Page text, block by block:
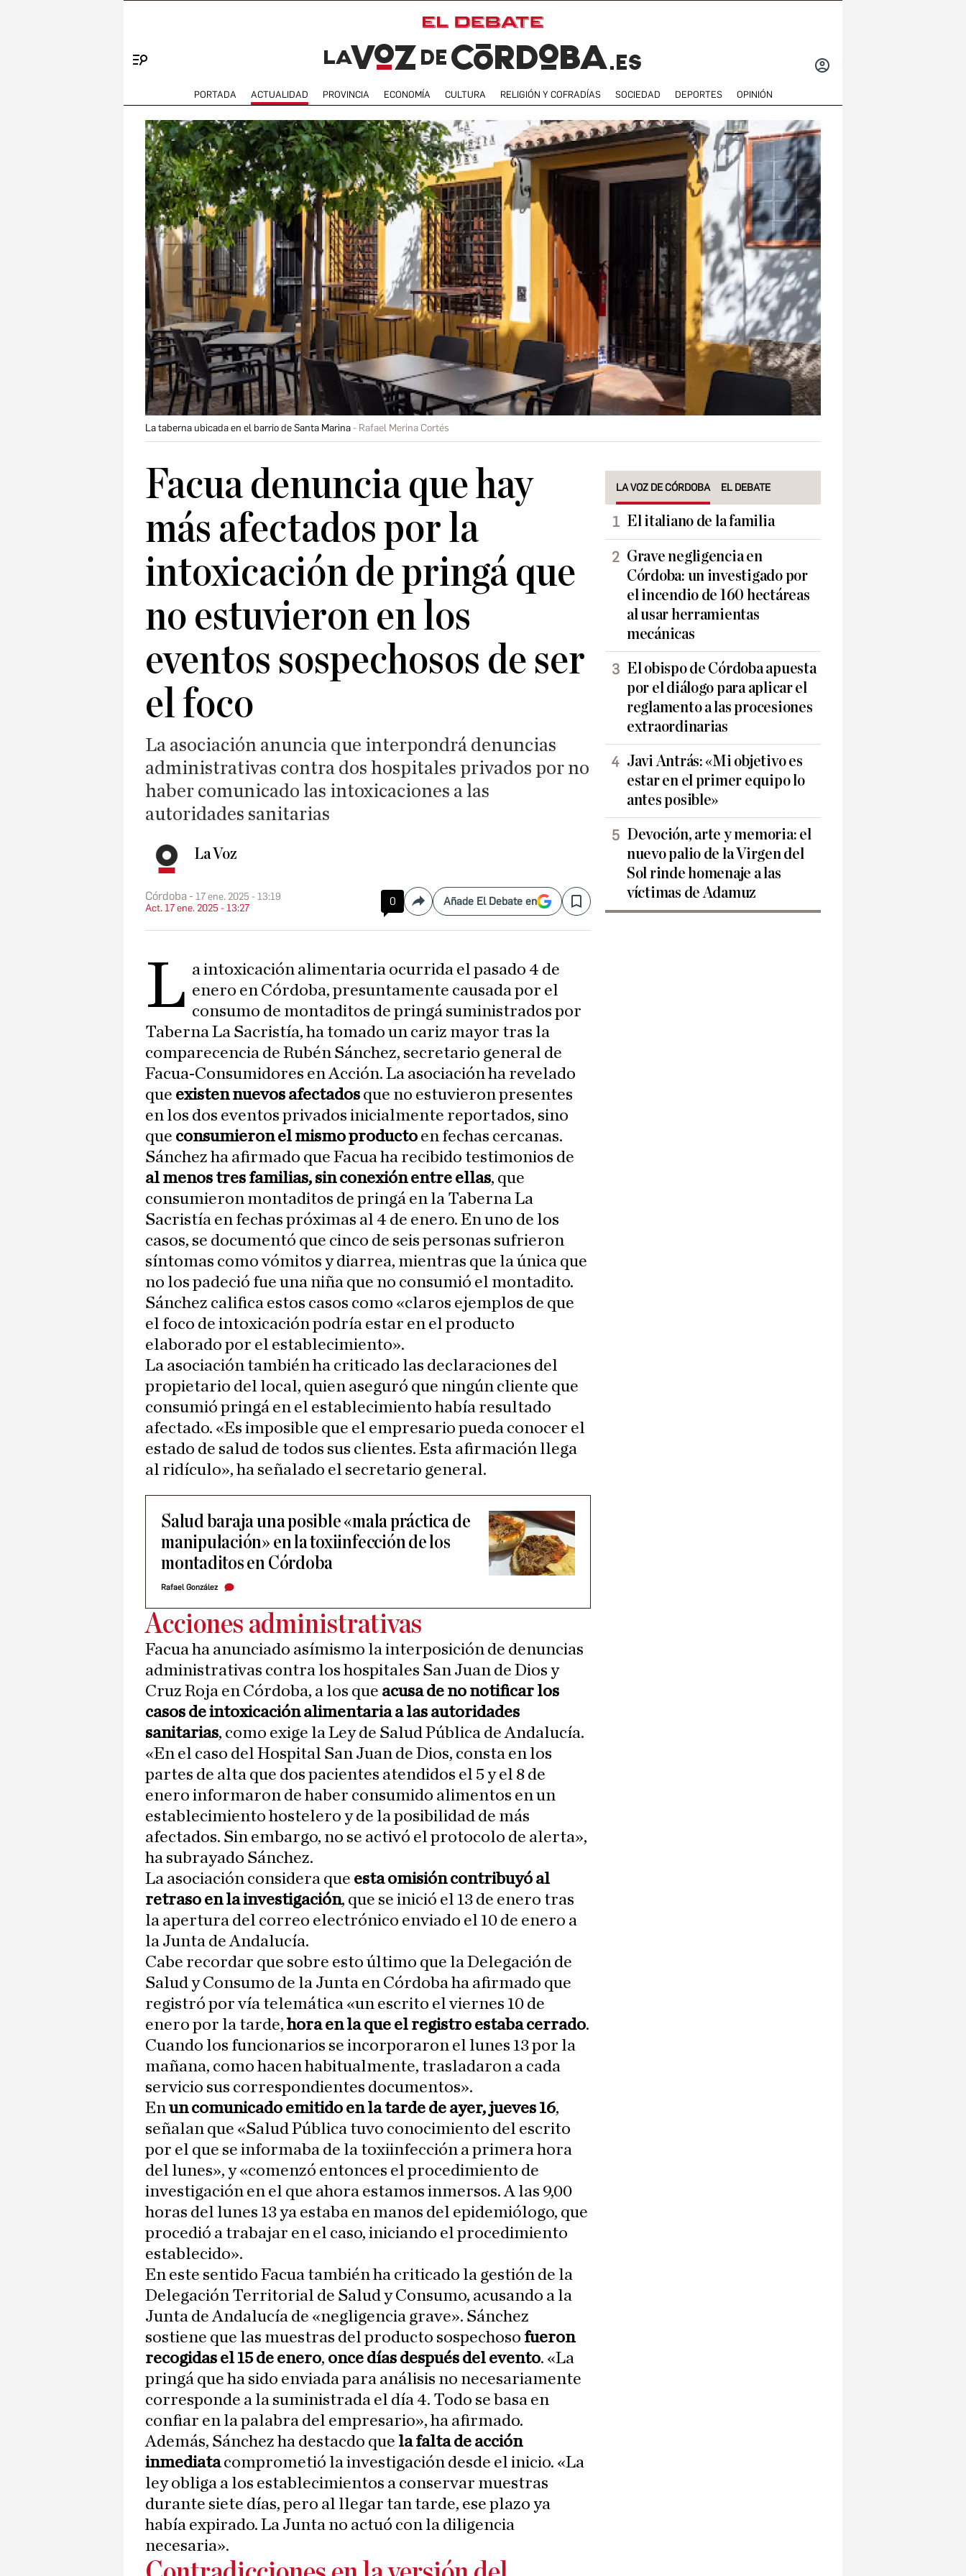
PORTADA ACTUALIDAD PROVINCIA ECONOMÍA CULTURA RELIGIÓN Y COFRADÍAS SOCIEDAD DEPORTES OPINIÓN
La taberna ubicada en el barrio de Santa Marina Rafael Merina Cortés
Facua denuncia que hay
más afectados por la
intoxicación de pringá que
no estuvieron en los
eventos sospechosos de ser
el foco
La asociación anuncia que interpondrá denuncias
administrativas contra dos hospitales privados por no
haber comunicado las intoxicaciones a las
autoridades sanitarias
La Voz
Córdoba
17 ene. 2025 - 13:19
Act. 17 ene. 2025 - 13:27
0 CompartirAñade El Debate en Save
L a intoxicación alimentaria ocurrida el pasado 4 de
enero en Córdoba, presuntamente causada por el
consumo de montaditos de pringá suministrados por
Taberna La Sacristía, ha tomado un cariz mayor tras la
comparecencia de Rubén Sánchez, secretario general de
Facua-Consumidores en Acción. La asociación ha revelado
que existen nuevos afectados que no estuvieron presentes
en los dos eventos privados inicialmente reportados, sino
que consumieron el mismo producto en fechas cercanas.
Sánchez ha afirmado que Facua ha recibido testimonios de
al menos tres familias, sin conexión entre ellas, que
consumieron montaditos de pringá en la Taberna La
Sacristía en fechas próximas al 4 de enero. En uno de los
casos, se documentó que cinco de seis personas sufrieron
síntomas como vómitos y diarrea, mientras que la única que
no los padeció fue una niña que no consumió el montadito.
Sánchez califica estos casos como «claros ejemplos de que
el foco de intoxicación podría estar en el producto
elaborado por el establecimiento».
La asociación también ha criticado las declaraciones del
propietario del local, quien aseguró que ningún cliente que
consumió pringá en el establecimiento había resultado
afectado. «Es imposible que el empresario pueda conocer el
estado de salud de todos sus clientes. Esta afirmación llega
al ridículo», ha señalado el secretario general.
Salud baraja una posible «mala práctica de
manipulación» en la toxiinfección de los
montaditos en Córdoba
Rafael González
Acciones administrativas
Facua ha anunciado asímismo la interposición de denuncias
administrativas contra los hospitales San Juan de Dios y
Cruz Roja en Córdoba, a los que acusa de no notificar los
casos de intoxicación alimentaria a las autoridades
sanitarias, como exige la Ley de Salud Pública de Andalucía.
«En el caso del Hospital San Juan de Dios, consta en los
partes de alta que dos pacientes atendidos el 5 y el 8 de
enero informaron de haber consumido alimentos en un
establecimiento hostelero y de la posibilidad de más
afectados. Sin embargo, no se activó el protocolo de alerta»,
ha subrayado Sánchez.
La asociación considera que esta omisión contribuyó al
retraso en la investigación, que se inició el 13 de enero tras
la apertura del correo electrónico enviado el 10 de enero a
la Junta de Andalucía.
Cabe recordar que sobre esto último que la Delegación de
Salud y Consumo de la Junta en Córdoba ha afirmado que
registró por vía telemática «un escrito el viernes 10 de
enero por la tarde, hora en la que el registro estaba cerrado.
Cuando los funcionarios se incorporaron el lunes 13 por la
mañana, como hacen habitualmente, trasladaron a cada
servicio sus correspondientes documentos».
Enun comunicado emitido en la tarde de ayer, jueves 16,
señalan que «Salud Pública tuvo conocimiento del escrito
por el que se informaba de la toxiinfección a primera hora
del lunes», y «comenzó entonces el procedimiento de
investigación en el que ahora estamos inmersos. A las 9,00
horas del lunes 13 ya estaba en manos del epidemiólogo, que
procedió a trabajar en el caso, iniciando el procedimiento
establecido».
En este sentido Facua también ha criticado la gestión de la
Delegación Territorial de Salud y Consumo, acusando a la
Junta de Andalucía de «negligencia grave». Sánchez
sostiene que las muestras del producto sospechoso fueron
recogidas el 15 de enero, once días después del evento. «La
pringá que ha sido enviada para análisis no necesariamente
corresponde a la suministrada el día 4. Todo se basa en
confiar en la palabra del empresario», ha afirmado.
Además, Sánchez ha destacdo que la falta de acción
inmediatacomprometió la investigación desde el inicio. «La
ley obliga a los establecimientos a conservar muestras
durante siete días, pero al llegar tan tarde, ese plazo ya
había expirado. La Junta no actuó con la diligencia
necesaria».
LA VOZ DE CÓRDOBA EL DEBATE
El italiano de la familia
Grave negligencia en
Córdoba: un investigado por
el incendio de 160 hectáreas
al usar herramientas
mecánicas
El obispo de Córdoba apuesta
por el diálogo para aplicar el
reglamento a las procesiones
extraordinarias
Javi Antrás: «Mi objetivo es
estar en el primer equipo lo
antes posible»
Devoción, arte y memoria: el
nuevo palio de la Virgen del
Sol rinde homenaje a las
víctimas de Adamuz